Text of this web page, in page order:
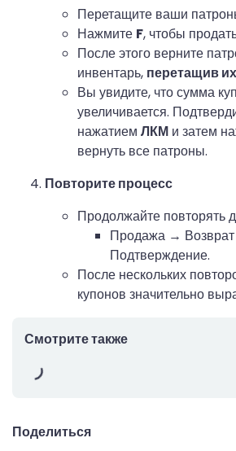
Перетащите ваши
Нажмите F, чтобы
После этого верните
инвентарь, перетащив
Вы увидите, что сумма
увеличивается.
нажатием ЛКМ и затем
вернуть все патроны.
Повторите процесс
Продолжайте повторять
Продажа →
Подтверждение.
После нескольких
купонов значительно
Смотрите также
Поделиться